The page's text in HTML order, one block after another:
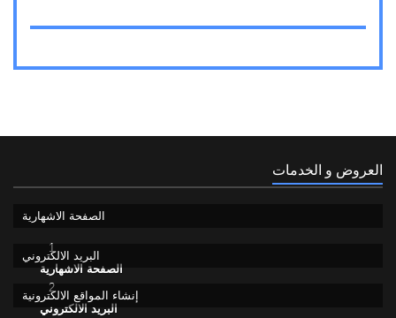
العروض و الخدمات
1
الصفحة الاشهارية
الصفحة الاشهارية
2
البريد الالكتروني
البريد الالكتروني
إنشاء المواقع الالكترونية